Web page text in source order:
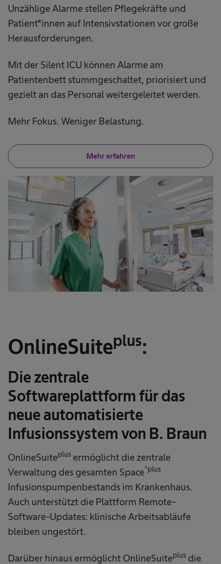
​Unzählige Alarme stellen Pflegekräfte und
Patient*innen auf Intensivstationen vor große
Herausforderungen.
Mit der Silent ICU können Alarme am
Patientenbett stummgeschaltet, priorisiert und
gezielt an das Personal weitergeleitet werden.
Mehr Fokus. Weniger Belastung.
Mehr erfahren
OnlineSuiteplus:
Die zentrale
Softwareplattform für das
neue automatisierte
Infusionssystem von B. Braun
OnlineSuiteplus ermöglicht die zentrale
Verwaltung des gesamten Space®plus
Infusionspumpenbestands im Krankenhaus.
Auch unterstützt die Plattform Remote-
Software-Updates: klinische Arbeitsabläufe
bleiben ungestört.
Darüber hinaus ermöglicht OnlineSuiteplus die